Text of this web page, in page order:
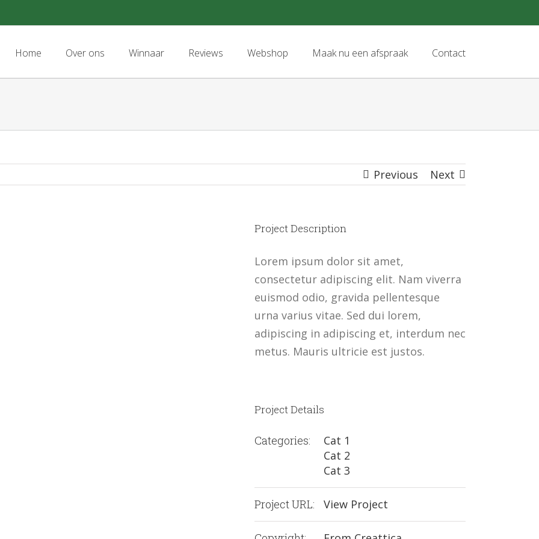
Search
Home Over ons Winnaar Reviews Webshop Maak nu een afspraak Contact
Previous Next
Project Description
Lorem ipsum dolor sit amet,
consectetur adipiscing elit. Nam viverra
euismod odio, gravida pellentesque
urna varius vitae. Sed dui lorem,
adipiscing in adipiscing et, interdum nec
metus. Mauris ultricie est justos.
Project Details
Categories:
Cat 1
Cat 2
Cat 3
Project URL: View Project